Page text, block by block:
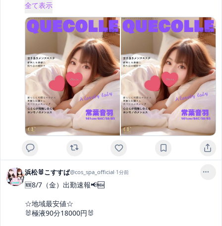
全て表示
浜松🐰こすすぱ@cos_spa_official·1分前
🆕8/7（金）出勤速報📢🆕
☆地域最安値☆
🐰極液90分18000円🐰